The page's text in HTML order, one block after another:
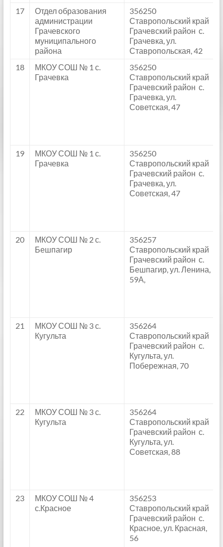
17
Отдел образования
администрации
Грачевского
муниципального
района
356250
Ставропольский край
Грачевский район с.
Грачевка, ул.
Ставропольская, 42
18
МКОУ СОШ № 1 с.
Грачевка
356250
Ставропольский край
Грачевский район с.
Грачевка, ул.
Советская, 47
19
МКОУ СОШ № 1 с.
Грачевка
356250
Ставропольский край
Грачевский район с.
Грачевка, ул.
Советская, 47
20
МКОУ СОШ № 2 с.
Бешпагир
356257
Ставропольский край
Грачевский район с.
Бешпагир, ул. Ленина,
59А,
21
МКОУ СОШ № 3 с.
Кугульта
356264
Ставропольский край
Грачевский район с.
Кугульта, ул.
Побережная, 70
22
МКОУ СОШ № 3 с.
Кугульта
356264
Ставропольский край
Грачевский район с.
Кугульта, ул.
Советская, 88
23
МКОУ СОШ № 4
с.Красное
356253
Ставропольский край
Грачевский район с.
Красное, ул. Красная,
56